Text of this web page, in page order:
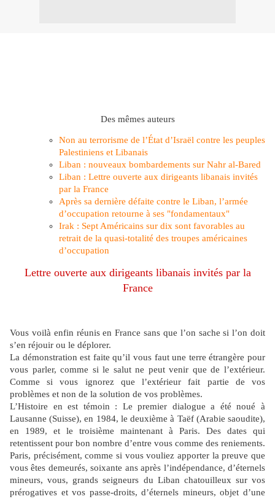
Des mêmes auteurs
Non au terrorisme de l’État d’Israël contre les peuples
Palestiniens et Libanais
Liban : nouveaux bombardements sur Nahr al-Bared
Liban : Lettre ouverte aux dirigeants libanais invités
par la France
Après sa dernière défaite contre le Liban, l’armée
d’occupation retourne à ses "fondamentaux"
Irak : Sept Américains sur dix sont favorables au
retrait de la quasi-totalité des troupes américaines
d’occupation
Lettre ouverte aux dirigeants libanais invités par la
France
Vous voilà enfin réunis en France sans que l’on sache si l’on doit
s’en réjouir ou le déplorer.
La démonstration est faite qu’il vous faut une terre étrangère pour
vous parler, comme si le salut ne peut venir que de l’extérieur.
Comme si vous ignorez que l’extérieur fait partie de vos
problèmes et non de la solution de vos problèmes.
L’Histoire en est témoin : Le premier dialogue a été noué à
Lausanne (Suisse), en 1984, le deuxième à Taëf (Arabie saoudite),
en 1989, et le troisième maintenant à Paris. Des dates qui
retentissent pour bon nombre d’entre vous comme des reniements.
Paris, précisément, comme si vous vouliez apporter la preuve que
vous êtes demeurés, soixante ans après l’indépendance, d’éternels
mineurs, vous, grands seigneurs du Liban chatouilleux sur vos
prérogatives et vos passe-droits, d’éternels mineurs, objet d’une